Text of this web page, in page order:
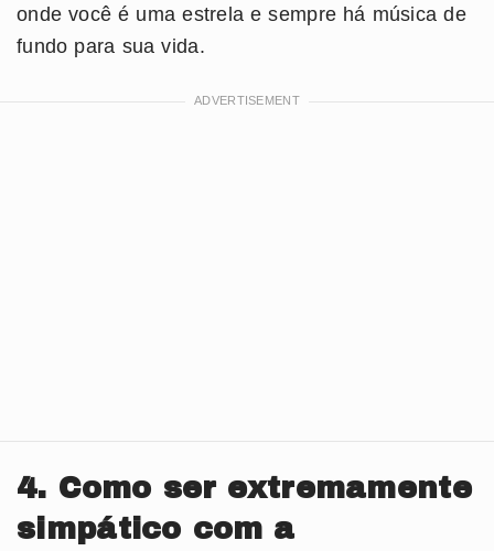
onde você é uma estrela e sempre há música de
fundo para sua vida.
4. Como ser extremamente
simpático com a